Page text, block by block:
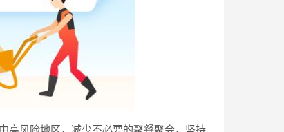
风险地区，减少不必要的聚餐聚会，坚持